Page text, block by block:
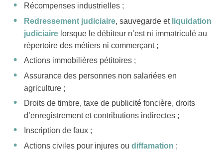
Récompenses industrielles ;
Redressement judiciaire, sauvegarde et liquidation
judiciaire lorsque le débiteur n’est ni immatriculé au
répertoire des métiers ni commerçant ;
Actions immobilières pétitoires ;
Assurance des personnes non salariées en
agriculture ;
Droits de timbre, taxe de publicité foncière, droits
d’enregistrement et contributions indirectes ;
Inscription de faux ;
Actions civiles pour injures ou diffamation ;